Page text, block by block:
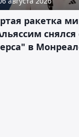
ракетка
снялся
в